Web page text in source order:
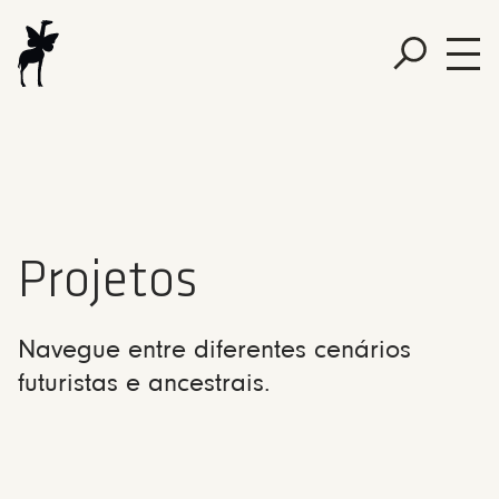
Projetos
Navegue entre diferentes cenários
futuristas e ancestrais.